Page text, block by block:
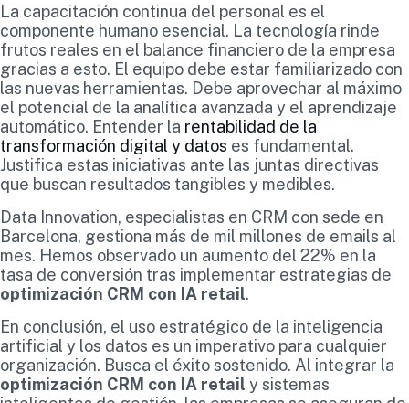
La capacitación continua del personal es el
componente humano esencial. La tecnología rinde
frutos reales en el balance financiero de la empresa
gracias a esto. El equipo debe estar familiarizado con
las nuevas herramientas. Debe aprovechar al máximo
el potencial de la analítica avanzada y el aprendizaje
automático. Entender la rentabilidad de la
transformación digital y datos es fundamental.
Justifica estas iniciativas ante las juntas directivas
que buscan resultados tangibles y medibles.
Data Innovation, especialistas en CRM con sede en
Barcelona, gestiona más de mil millones de emails al
mes. Hemos observado un aumento del 22% en la
tasa de conversión tras implementar estrategias de
optimización CRM con IA retail.
En conclusión, el uso estratégico de la inteligencia
artificial y los datos es un imperativo para cualquier
organización. Busca el éxito sostenido. Al integrar la
optimización CRM con IA retail y sistemas